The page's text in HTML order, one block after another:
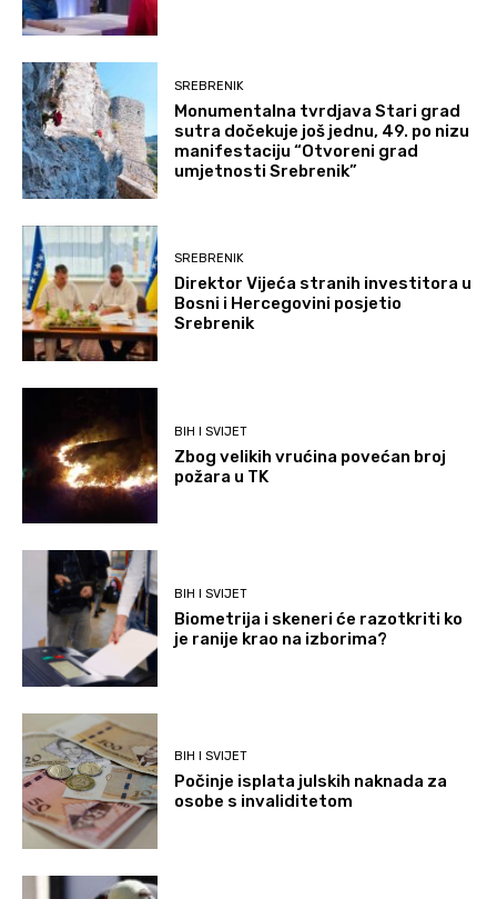
SREBRENIK
Monumentalna tvrdjava Stari grad
sutra dočekuje još jednu, 49. po nizu
manifestaciju “Otvoreni grad
umjetnosti Srebrenik”
SREBRENIK
Direktor Vijeća stranih investitora u
Bosni i Hercegovini posjetio
Srebrenik
BIH I SVIJET
Zbog velikih vrućina povećan broj
požara u TK
BIH I SVIJET
Biometrija i skeneri će razotkriti ko
je ranije krao na izborima?
BIH I SVIJET
Počinje isplata julskih naknada za
osobe s invaliditetom